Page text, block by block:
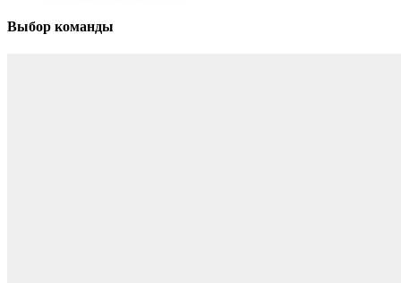
Выбор команды